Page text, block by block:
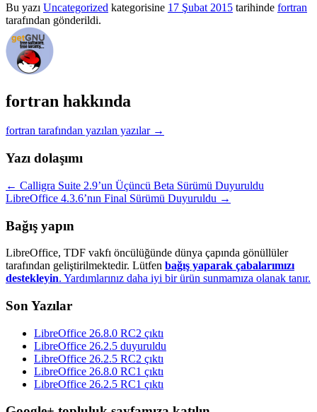
Bu yazı Uncategorized kategorisine 17 Şubat 2015 tarihinde fortran
tarafından gönderildi.
fortran hakkında
fortran tarafından yazılan yazılar →
Yazı dolaşımı
← Calligra Suite 2.9’un Üçüncü Beta Sürümü Duyuruldu
LibreOffice 4.3.6’nın Final Sürümü Duyuruldu →
Bağış yapın
LibreOffice, TDF vakfı öncülüğünde dünya çapında gönüllüler
tarafından geliştirilmektedir. Lütfen bağış yaparak çabalarımızı
destekleyin. Yardımlarınız daha iyi bir ürün sunmamıza olanak tanır.
Son Yazılar
LibreOffice 26.8.0 RC2 çıktı
LibreOffice 26.2.5 duyuruldu
LibreOffice 26.2.5 RC2 çıktı
LibreOffice 26.8.0 RC1 çıktı
LibreOffice 26.2.5 RC1 çıktı